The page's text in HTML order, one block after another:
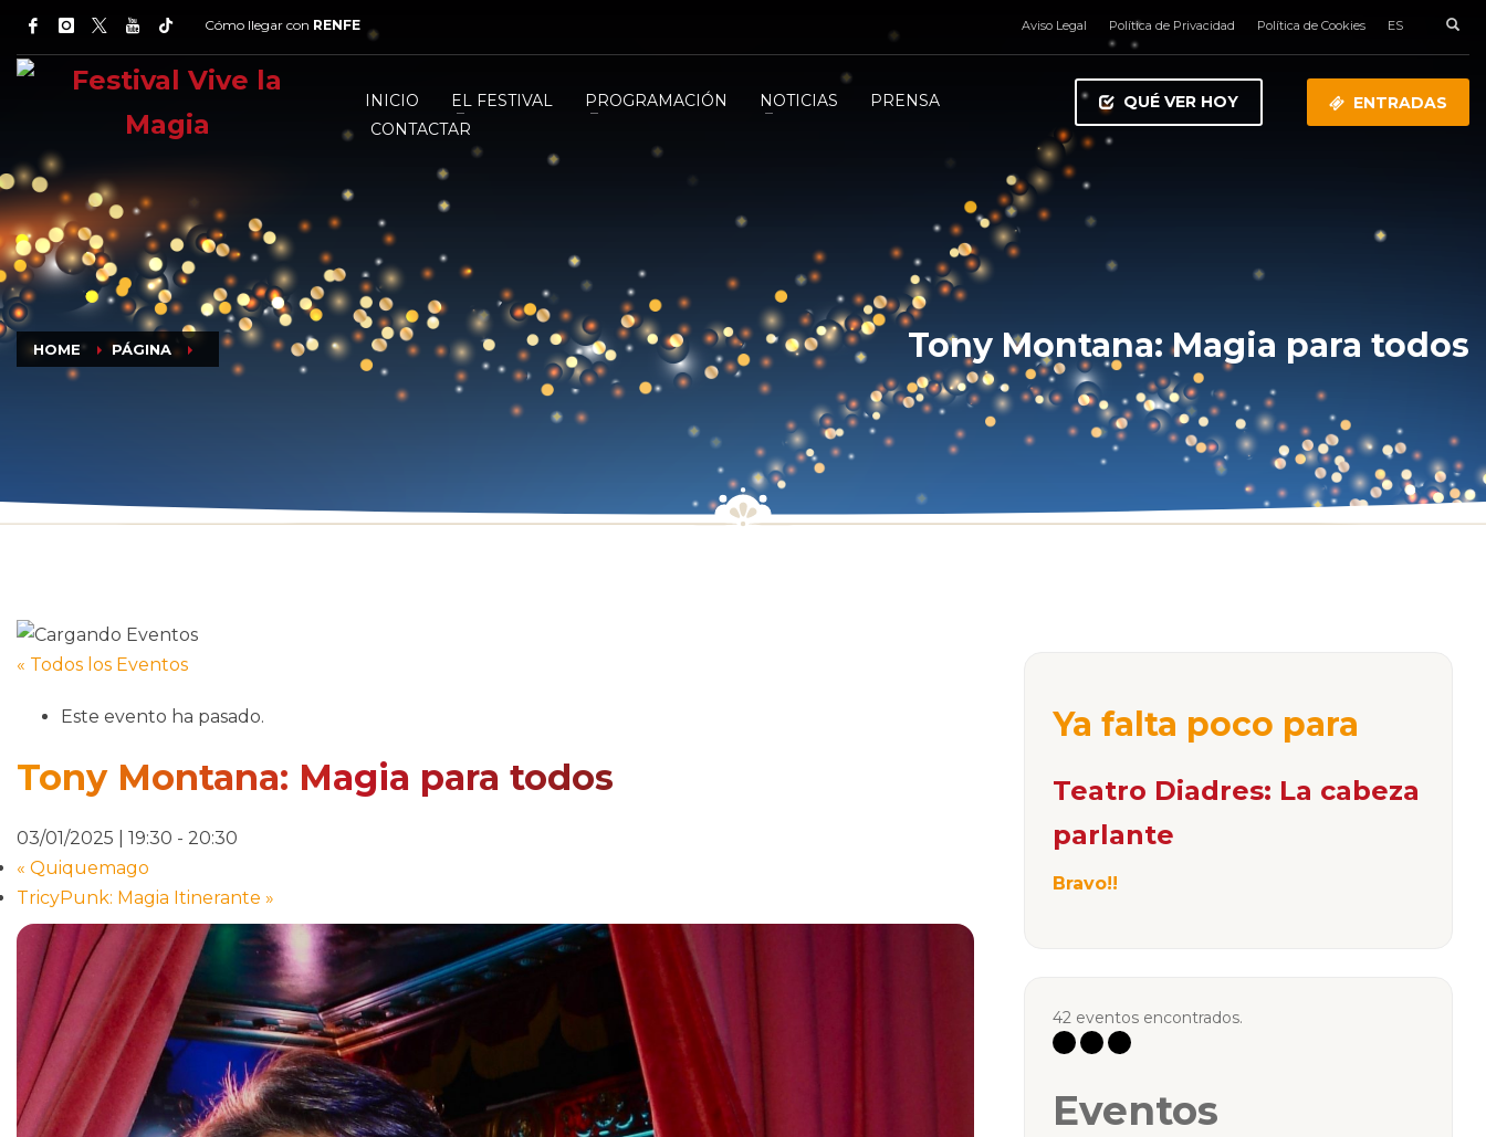
Cómo llegar con RENFE Aviso Legal Política de Privacidad Política de Cookies ES
INICIO EL FESTIVAL PROGRAMACIÓN NOTICIAS
PRENSA
CONTACTAR
QUÉ VER HOY ENTRADAS
HOME PÁGINA Tony Montana: Magia para todos
« Todos los Eventos
Este evento ha pasado.
Tony Montana: Magia para todos
03/01/2025 | 19:30 - 20:30
« Quiquemago
TricyPunk: Magia Itinerante »
Ya falta poco para
Teatro Diadres: La cabeza
parlante
Bravo!!
42 eventos encontrados.
Eventos